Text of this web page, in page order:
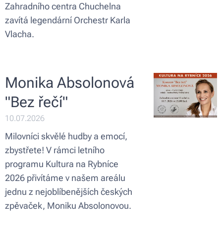
Zahradního centra Chuchelna
zavítá legendární Orchestr Karla
Vlacha.
Monika Absolonová
"Bez řečí"
10.07.2026
Milovníci skvělé hudby a emocí,
zbystřete! V rámci letního
programu Kultura na Rybníce
2026 přivítáme v našem areálu
jednu z nejoblíbenějších českých
zpěvaček, Moniku Absolonovou.